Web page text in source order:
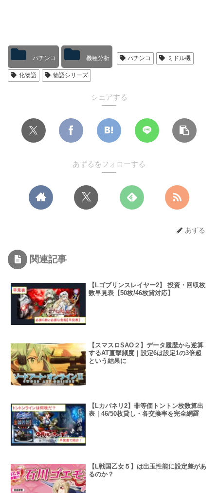
パチンコ 機種分析 パチンコ ミドル機
化物語 物語シリーズ
シェアする
あずるをフォローする
あずる
関連記事
【Lゴブリンスレイヤー2】 投資・回収枚
数早見表【50枚/46枚貸対応】
【スマスロSAO２】データ履歴から逆算
するAT直撃頻度｜設定6は設定1の3倍超
という結果に
【Lカバネリ2】非等価トントン枚数算出
表｜46/50枚貸し・各交換率を完全網羅
【L戦国乙女５】は出玉性能に設定差があ
るのか？